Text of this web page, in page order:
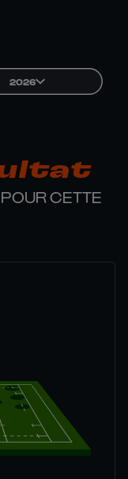
2026
CETTE